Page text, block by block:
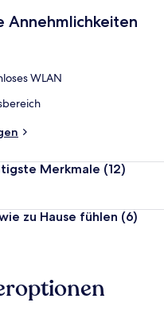
b
e
r
Annehmlichkeiten
WLAN
Merkmale (12)
zu Hause fühlen (6)